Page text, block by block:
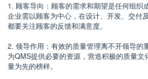
1. 顾客导向：顾客的需求和期望是任何组织
企业需以顾客为中心，在设计、开发、交付
都要关注顾客的反馈和满意度。
2. 领导作用：有效的质量管理离不开领导的
为QMS提供必要的资源，营造积极的质量文
量为先的榜样。